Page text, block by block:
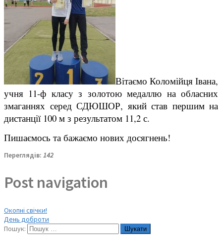
Вітаємо Коломійця Івана,
учня 11-ф класу з золотою медаллю на обласних
змаганнях серед СДЮШОР, який став першим на
дистанції 100 м з результатом 11,2 с.
Пишаємось та бажаємо нових досягнень!
Переглядів: 142
Post navigation
Окопні свічки!
День доброти
Пошук: